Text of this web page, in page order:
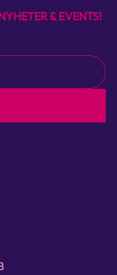
& EVENTS!